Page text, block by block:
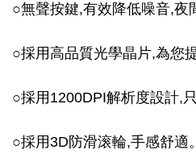
○無聲按鍵,有效降低噪音,夜
○採用高品質光學晶片,為您
○採用1200DPI解析度設計,
○採用3D防滑滚輪,手感舒適。